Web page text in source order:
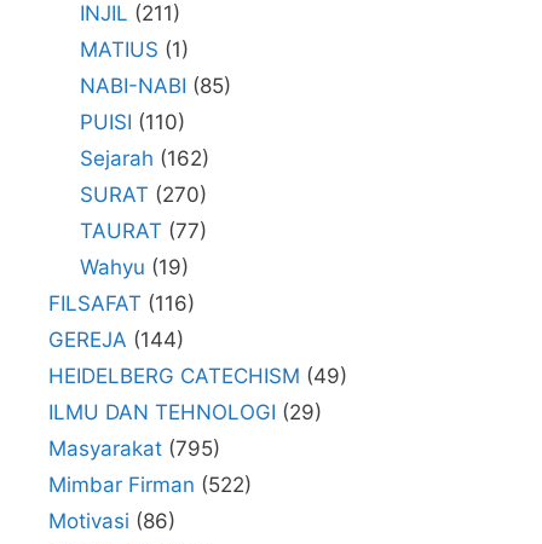
INJIL (211)
MATIUS (1)
NABI-NABI (85)
PUISI (110)
Sejarah (162)
SURAT (270)
TAURAT (77)
Wahyu (19)
FILSAFAT (116)
GEREJA (144)
HEIDELBERG CATECHISM (49)
ILMU DAN TEHNOLOGI (29)
Masyarakat (795)
Mimbar Firman (522)
Motivasi (86)